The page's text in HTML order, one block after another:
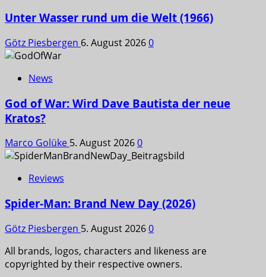
Unter Wasser rund um die Welt (1966)
Götz Piesbergen 6. August 20260
News
God of War: Wird Dave Bautista der neue
Kratos?
Marco Golüke 5. August 20260
Reviews
Spider-Man: Brand New Day (2026)
Götz Piesbergen 5. August 20260
All brands, logos, characters and likeness are
copyrighted by their respective owners.